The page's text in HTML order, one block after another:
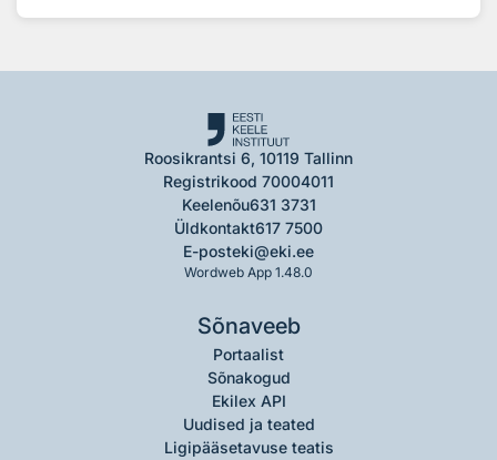
Roosikrantsi 6, 10119 Tallinn
Registrikood 70004011
Keelenõu631 3731
Üldkontakt617 7500
E-posteki@eki.ee
Wordweb App 1.48.0
Sõnaveeb
Portaalist
Sõnakogud
Ekilex API
Uudised ja teated
Ligipääsetavuse teatis